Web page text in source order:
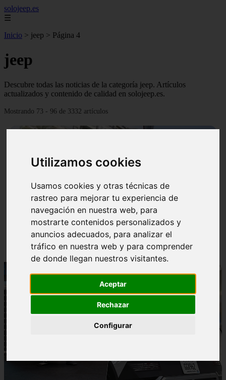
Utilizamos cookies
Usamos cookies y otras técnicas de
rastreo para mejorar tu experiencia de
navegación en nuestra web, para
mostrarte contenidos personalizados y
anuncios adecuados, para analizar el
tráfico en nuestra web y para comprender
de donde llegan nuestros visitantes.
Aceptar
Rechazar
Configurar
solojeep.es
☰
Inicio > jeep > Página 4
jeep
Descubre todas las noticias de la categoría jeep. Artículos
actualizados y contenido de calidad en solojeep.es.
Mostrando 73 - 96 de 3332 artículos
▷ Zona Azul Córdoba 《 Horarios y Tarifas 2024 》